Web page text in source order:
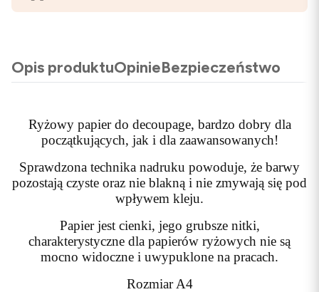
Opis produktuOpinieBezpieczeństwo
Ryżowy papier do decoupage, bardzo dobry dla
początkujących, jak i dla zaawansowanych!
Sprawdzona technika nadruku powoduje, że barwy
pozostają czyste oraz nie blakną i nie zmywają się pod
wpływem kleju.
Papier jest cienki, jego grubsze nitki,
charakterystyczne dla papierów ryżowych nie są
mocno widoczne i uwypuklone na pracach.
Rozmiar A4